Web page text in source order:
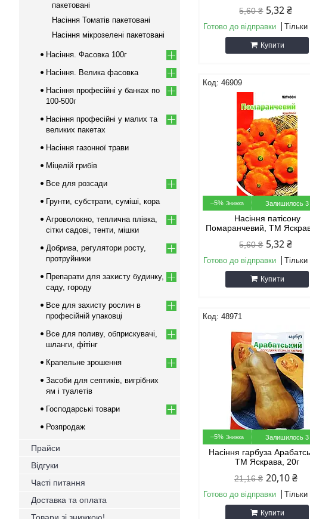
5,60 ₴ 5,32 ₴
Готово до відправки
Купити
46909
–5% Залишилось 3
Насіння патiсону
Помаранчевий, ТМ
5,60 ₴ 5,32 ₴
Готово до відправки
Купити
48971
–5% Залишилось 3
Насіння гарбуза
ТМ Яскрава, 20г
21,16 ₴ 20,10 ₴
Готово до відправки
Купити
пакетовані
Насіння Томатів пакетовані
Насіння мікрозелені пакетовані
Насіння. Фасовка 100г
Насіння. Велика фасовка
Насіння професійні у банках по
100-500г
Насіння професійні у малих та
великих пакетах
Насіння газонної трави
Міцелій грибів
Все для розсади
Грунти, субстрати, суміші, кора
Агроволокно, теплична плівка,
сітки садові, тенти, мішки
Добрива, регулятори росту,
протруйники
Препарати для захисту будинку,
саду, городу
Все для захисту рослин в
професійній упаковці
Все для поливу, обприскувачі,
шланги, фітінг
Крапельне зрошення
Засоби для септиків, вигрібних
ям і туалетів
Господарські товари
Розпродаж
Прайси
Відгуки
Часті питання
Доставка та оплата